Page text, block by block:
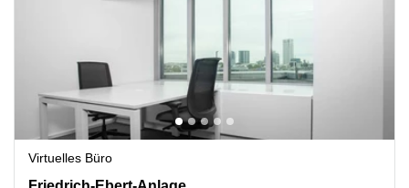
Virtuelles Büro
Friedrich-Ebert-Anlage 49, Frankfurt Innenstadt